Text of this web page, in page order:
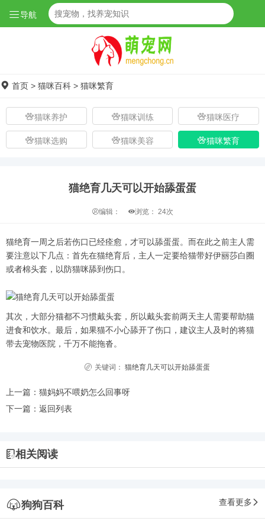
导航
首页 > 猫咪百科 > 猫咪繁育
猫咪养护 猫咪训练 猫咪医疗
猫咪选购 猫咪美容 猫咪繁育
猫绝育几天可以开始舔蛋蛋
编辑： 浏览： 24次
猫绝育一周之后若伤口已经痊愈，才可以舔蛋蛋。而在此之前主人需
要注意以下几点：首先在猫绝育后，主人一定要给猫带好伊丽莎白圈
或者棉头套，以防猫咪舔到伤口。
其次，大部分猫都不习惯戴头套，所以戴头套前两天主人需要帮助猫
进食和饮水。最后，如果猫不小心舔开了伤口，建议主人及时的将猫
带去宠物医院，千万不能拖沓。
关键词： 猫绝育几天可以开始舔蛋蛋
上一篇： 猫妈妈不喂奶怎么回事呀
下一篇： 返回列表
相关阅读
狗狗百科 查看更多